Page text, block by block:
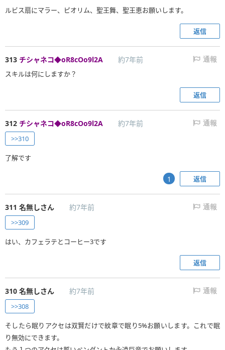
ルビス扇にマラー、ピオリム、聖王舞、聖王恵お願いします。
返信
313 チシャネコ◆oR8cOo9l2A 約7年前 通報
スキルは何にしますか？
返信
312 チシャネコ◆oR8cOo9l2A 約7年前 通報
>>310
了解です
返信
1
311 名無しさん 約7年前 通報
>>309
はい、カフェラテとコーヒー3です
返信
310 名無しさん 約7年前 通報
>>308
そしたら眠りアクセは双賢だけで紋章で眠り5%お願いします。これで眠
り無効にできます。